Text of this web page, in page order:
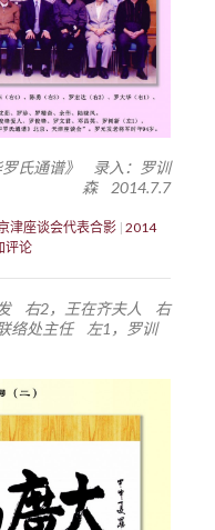
罗氏通谱》 录入：罗训
森 2014.7.7
津座谈会代表合影 2014
评论
右2，王在齐夫人 右
络处主任 左1，罗训